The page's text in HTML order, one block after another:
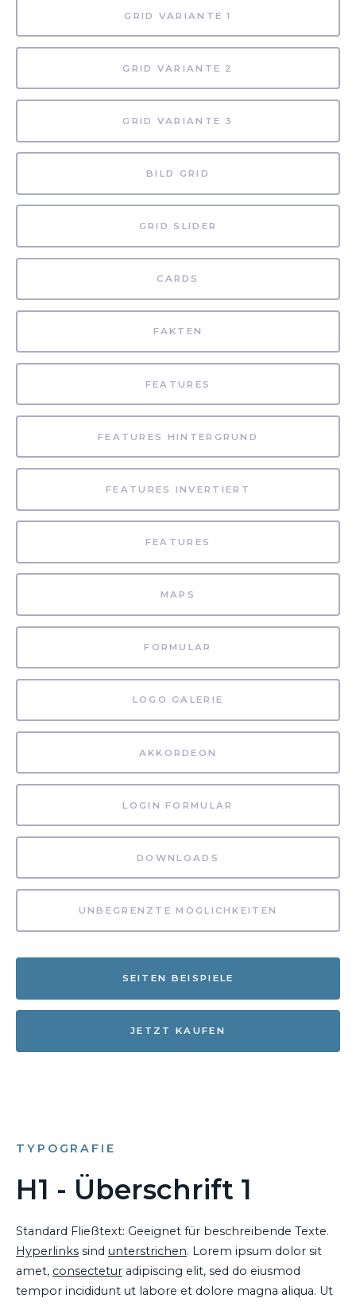
GRID VARIANTE 1
GRID VARIANTE 2
GRID VARIANTE 3
BILD GRID
GRID SLIDER
CARDS
FAKTEN
FEATURES
FEATURES HINTERGRUND
FEATURES INVERTIERT
FEATURES
MAPS
FORMULAR
LOGO GALERIE
AKKORDEON
LOGIN FORMULAR
DOWNLOADS
UNBEGRENZTE MÖGLICHKEITEN
SEITEN BEISPIELE
JETZT KAUFEN
TYPOGRAFIE
H1 - Überschrift 1
Standard Fließtext: Geeignet für beschreibende Texte.
Hyperlinks sind unterstrichen. Lorem ipsum dolor sit
amet, consectetur adipiscing elit, sed do eiusmod
tempor incididunt ut labore et dolore magna aliqua. Ut